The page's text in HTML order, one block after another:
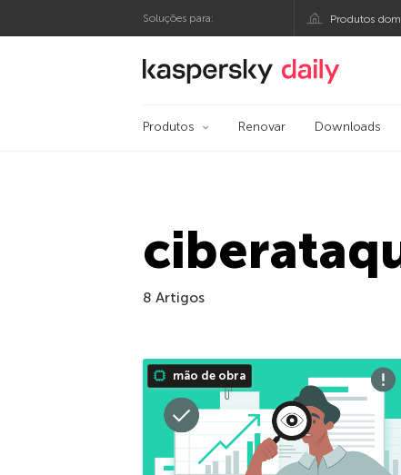
Soluções para: Produtos
Blog oficial da
Produtos Renovar Downloads
8 Artigos
mão de obra